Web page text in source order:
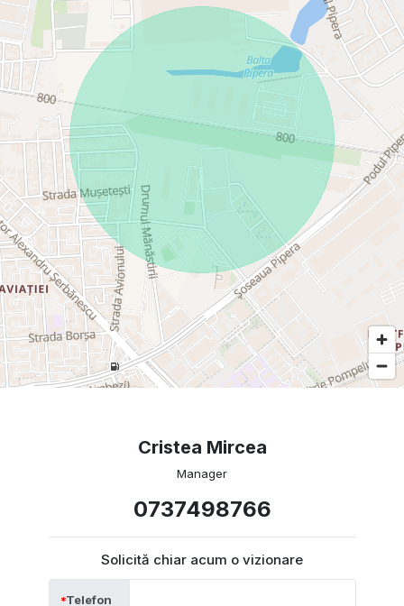
Cristea Mircea
Manager
0737498766
Solicită chiar acum o vizionare
Telefon